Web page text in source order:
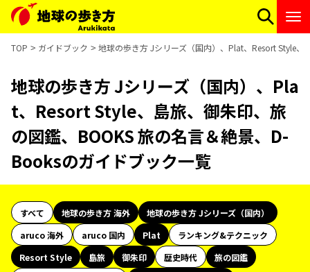
TOP ガイドブック 地球の歩き方 Jシリーズ（国内）、Plat、Resort Style
地球の歩き方 Jシリーズ（国内）、Pla
t、Resort Style、島旅、御朱印、旅
の図鑑、BOOKS 旅の名言＆絶景、D-
Booksのガイドブック一覧
すべて 地球の歩き方 海外
地球の歩き方 Jシリーズ（国内）
aruco 海外
aruco 国内 Plat
ランキング&テクニック
Resort Style
島旅 御朱印 歴史時代
旅の図鑑